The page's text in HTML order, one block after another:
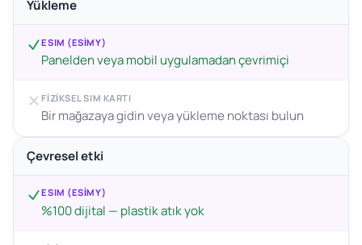
Yükleme
ESIM (ESIMY)
Panelden veya mobil uygulamadan çevrimiçi
FIZIKSEL SIM KARTI
Bir mağazaya gidin veya yükleme noktası bulun
Çevresel etki
ESIM (ESIMY)
%100 dijital — plastik atık yok